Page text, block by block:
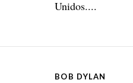
Unidos....
BOB DYLAN